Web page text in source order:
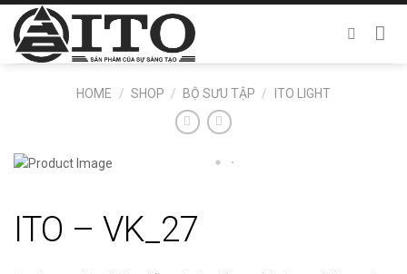
Chuyển
đến
nội
dung
HOME
/ SHOP / BỘ SƯU TẬP / ITO LIGHT
ITO – VK_27